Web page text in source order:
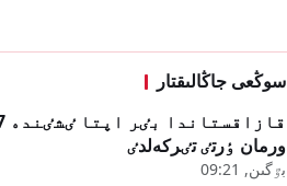
سوڭعى جاڭالىقتار
ورمان ٶرتٸ تٸركەلدٸ
بٷگىن, 09:21